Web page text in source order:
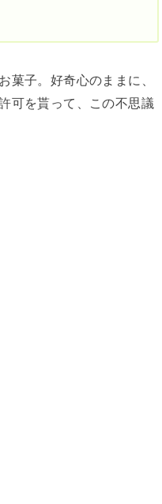
菓子。好奇心のままに、
可を貰って、この不思議